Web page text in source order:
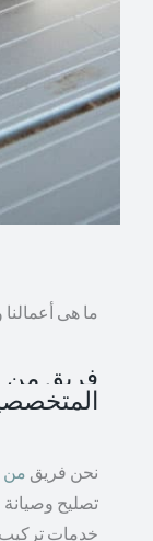
ما هى أعمالنا
فريق من
نحن فريق من
تصليح وصيانة
خدمات تركيب